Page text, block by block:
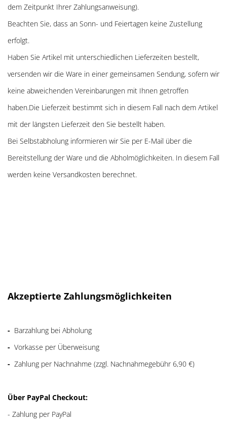
dem Zeitpunkt Ihrer Zahlungsanweisung).
Beachten Sie, dass an Sonn- und Feiertagen keine Zustellung
erfolgt.
Haben Sie Artikel mit unterschiedlichen Lieferzeiten bestellt,
versenden wir die Ware in einer gemeinsamen Sendung, sofern wir
keine abweichenden Vereinbarungen mit Ihnen getroffen
haben.Die Lieferzeit bestimmt sich in diesem Fall nach dem Artikel
mit der längsten Lieferzeit den Sie bestellt haben.
Bei Selbstabholung informieren wir Sie per E-Mail über die
Bereitstellung der Ware und die Abholmöglichkeiten. In diesem Fall
werden keine Versandkosten berechnet.
Akzeptierte Zahlungsmöglichkeiten
- Barzahlung bei Abholung
- Vorkasse per Überweisung
- Zahlung per Nachnahme (zzgl. Nachnahmegebühr 6,90 €)
Über PayPal Checkout:
- Zahlung per PayPal